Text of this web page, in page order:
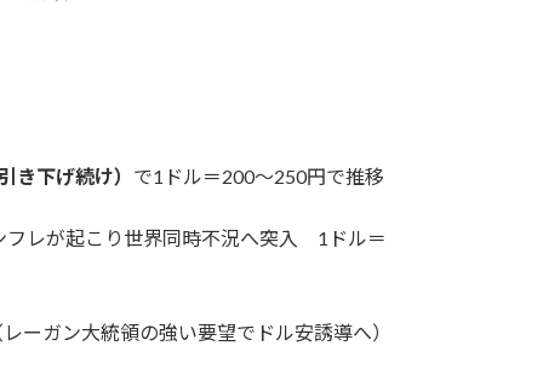
き下げ続け） で1ドル＝200～250円で推移
レが起こり世界同時不況へ突入 1ドル＝
ガン大統領の強い要望でドル安誘導へ）